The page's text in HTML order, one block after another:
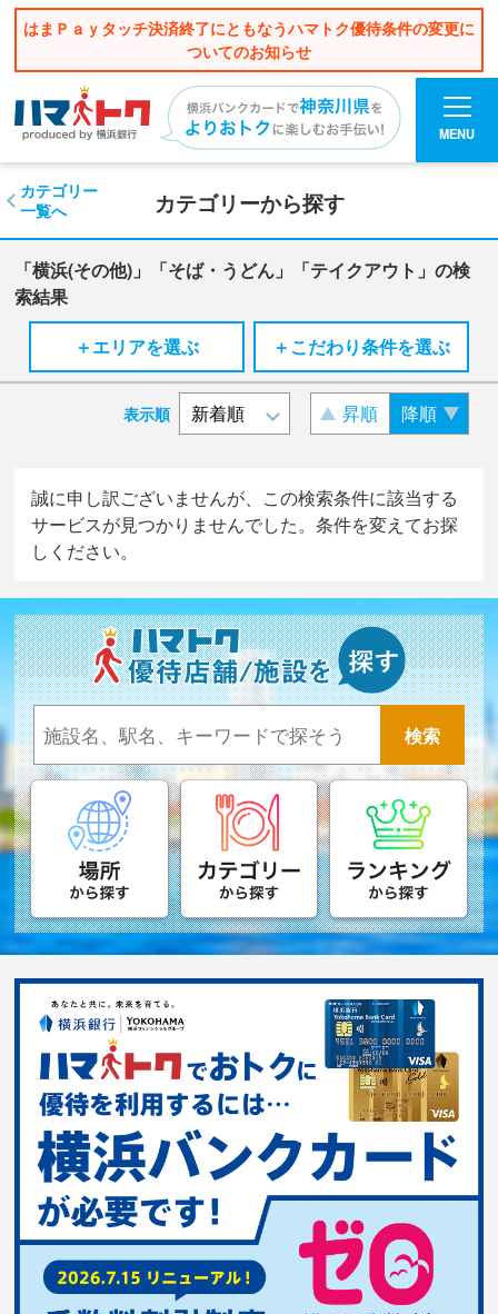
はまＰａｙタッチ決済終了にともなうハマトク優待条件の変更に
ついてのお知らせ
MENU
カテゴリーから探す
カテゴリー
一覧へ
「横浜(その他)」「そば・うどん」「テイクアウト」の検
索結果
＋エリアを選ぶ
＋こだわり条件を選ぶ
表示順 昇順 降順
誠に申し訳ございませんが、この検索条件に該当する
サービスが見つかりませんでした。条件を変えてお探
しください。